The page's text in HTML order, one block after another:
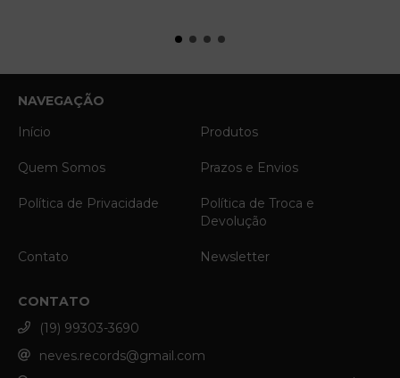
NAVEGAÇÃO
Início
Produtos
Quem Somos Prazos e Envios
Política de Privacidade
Política de Troca e
Devolução
Contato Newsletter
CONTATO
(19) 99303-3690
neves.records@gmail.com